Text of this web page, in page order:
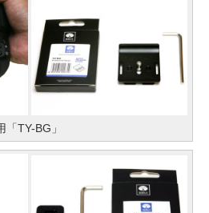
TY-BG」